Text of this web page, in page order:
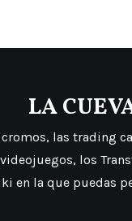
LA
las trading
los
en la que puedas